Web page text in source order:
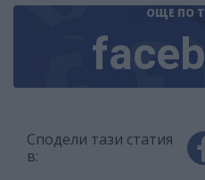
ОЩЕ ПО
Сподели тази статия
в: